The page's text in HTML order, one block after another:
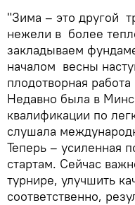
"Зима – это другой
нежели в более
закладываем
началом весны
плодотворная
Недавно была в
квалификации по
слушала
Теперь – усиленная
стартам. Сейчас
турнире, улучшить
соответственно,